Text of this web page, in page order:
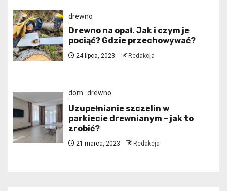
drewno
Drewno na opał. Jak i czym je
pociąć? Gdzie przechowywać?
24 lipca, 2023 Redakcja
dom drewno
Uzupełnianie szczelin w
parkiecie drewnianym – jak to
zrobić?
21 marca, 2023 Redakcja